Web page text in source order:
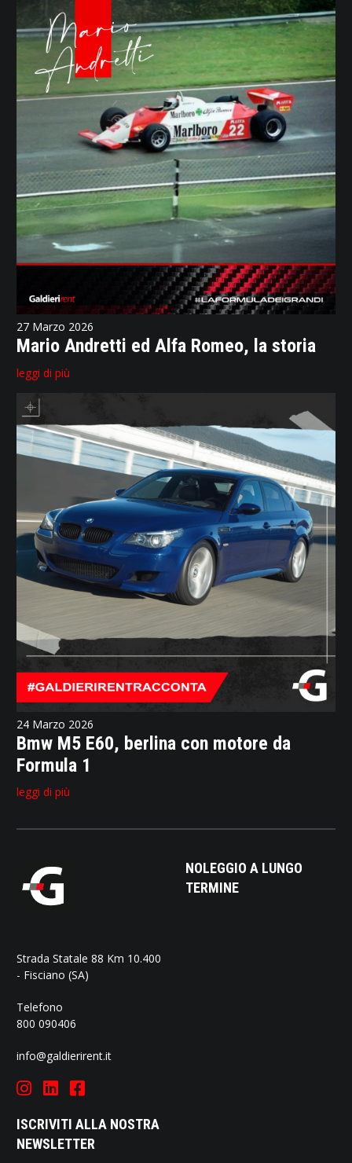
27 Marzo 2026
Mario Andretti ed Alfa Romeo, la storia
leggi di più
24 Marzo 2026
Bmw M5 E60, berlina con motore da
Formula 1
leggi di più
Strada Statale 88 Km 10.400
- Fisciano (SA)
Telefono
800 090406
info@galdierirent.it
ISCRIVITI ALLA NOSTRA
NEWSLETTER
NOLEGGIO A LUNGO
TERMINE